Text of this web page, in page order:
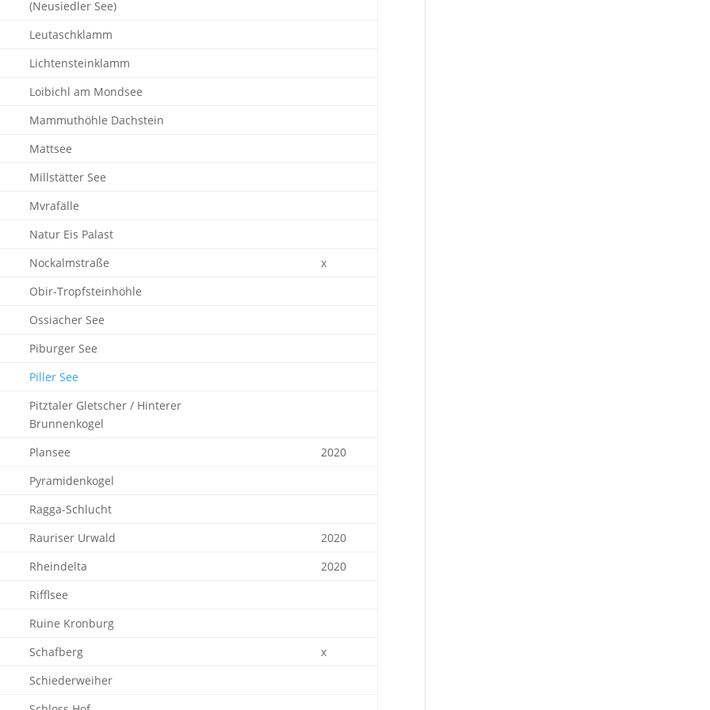
(Neusiedler See)
Leutaschklamm
Lichtensteinklamm
Loibichl am Mondsee
Mammuthöhle Dachstein
Mattsee
Millstätter See
Mvrafälle
Natur Eis Palast
Nockalmstraße
x
Obir-Tropfsteinhöhle
Ossiacher See
Piburger See
Piller See
Pitztaler Gletscher / Hinterer
Brunnenkogel
Plansee
2020
Pyramidenkogel
Ragga-Schlucht
Rauriser Urwald
2020
Rheindelta
2020
Rifflsee
Ruine Kronburg
Schafberg
x
Schiederweiher